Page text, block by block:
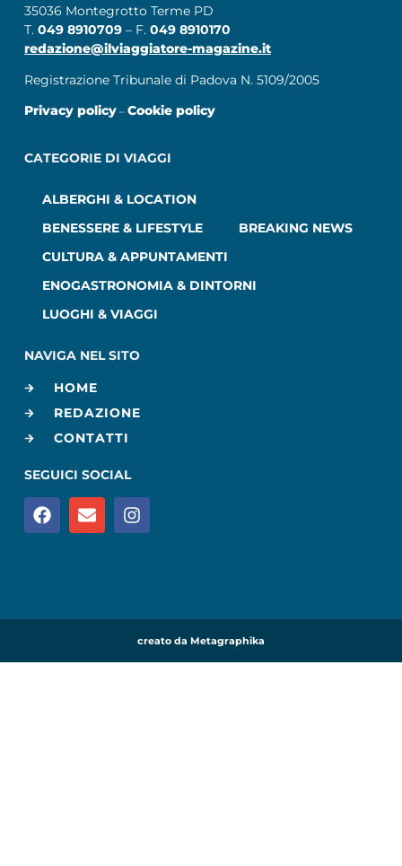
35036 Montegrotto Terme PD
T. 049 8910709 – F. 049 8910170
redazione@ilviaggiatore-magazine.it
Registrazione Tribunale di Padova N. 5109/2005
Privacy policy– Cookie policy
CATEGORIE DI VIAGGI
ALBERGHI & LOCATION
BENESSERE & LIFESTYLE
BREAKING NEWS
CULTURA & APPUNTAMENTI
ENOGASTRONOMIA & DINTORNI
LUOGHI & VIAGGI
NAVIGA NEL SITO
HOME
REDAZIONE
CONTATTI
SEGUICI SOCIAL
creato da Metagraphika